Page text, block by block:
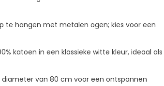
te hangen met metalen ogen; kies voor een
katoen in een klassieke witte kleur, ideaal als
diameter van 80 cm voor een ontspannen